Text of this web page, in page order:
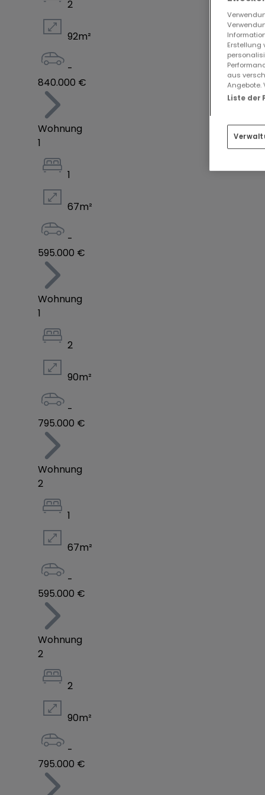
Accompagnement COCONSULT
COCONSULT pourra vous encadrer pour
Pour les investisseurs, un contrat de gestion
Documentation & informations
agence@coconsult.eu ? +352 26 38 34 86
2
92m²
-
840.000 €
Wohnung
1
1
67m²
-
595.000 €
Wohnung
1
2
90m²
-
795.000 €
Wohnung
2
1
67m²
-
595.000 €
Wohnung
2
2
90m²
-
795.000 €
Erstellung
aus
Angebote.
Liste der